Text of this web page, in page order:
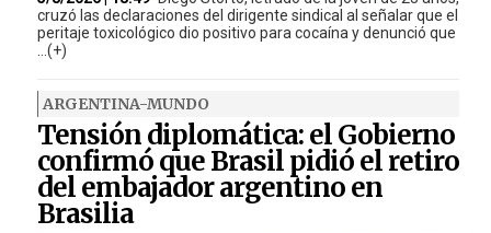
cruzó las declaraciones del dirigente sindical al señalar que el
peritaje toxicológico dio positivo para cocaína y denunció que
...(+)
ARGENTINA-MUNDO
Tensión diplomática: el Gobierno
confirmó que Brasil pidió el retiro
del embajador argentino en
Brasilia